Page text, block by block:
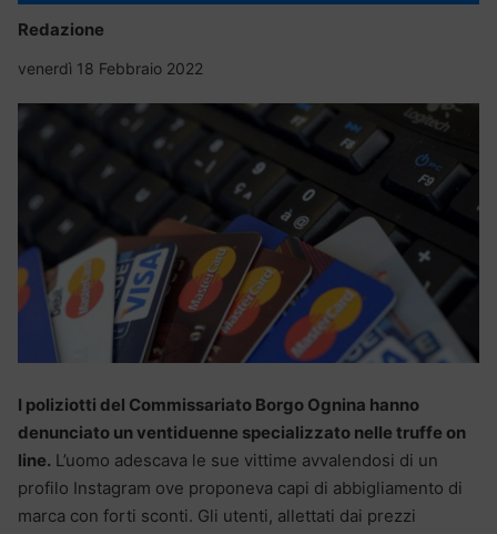
Redazione
venerdì 18 Febbraio 2022
I poliziotti del Commissariato Borgo Ognina hanno
denunciato un ventiduenne specializzato nelle truffe on
line. L’uomo adescava le sue vittime avvalendosi di un
profilo Instagram ove proponeva capi di abbigliamento di
marca con forti sconti. Gli utenti, allettati dai prezzi